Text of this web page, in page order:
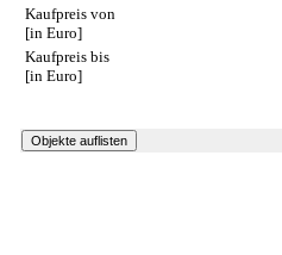
Kaufpreis von
[in Euro]
Kaufpreis bis
[in Euro]